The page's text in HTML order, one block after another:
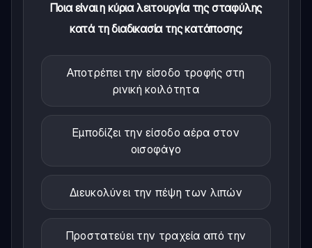
Ποια είναι η κύρια λειτουργία της σταφύλης
κατά τη διαδικασία της κατάποσης;
Αποτρέπει την είσοδο τροφής στη
ρινική κοιλότητα
Εμποδίζει την είσοδο αέρα στον
οισοφάγο
Διευκολύνει την πέψη των λιπών
Προστατεύει την τραχεία από την